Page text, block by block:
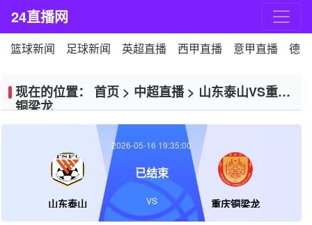
24直播网
篮球新闻 足球新闻 英超直播 西甲直播 意甲直播 德
现在的位置： 首页 > 中超直播> 山东泰山VS重庆
铜梁龙
山东泰山 重庆铜梁龙
2026-05-16 19:35:00
已结束
VS